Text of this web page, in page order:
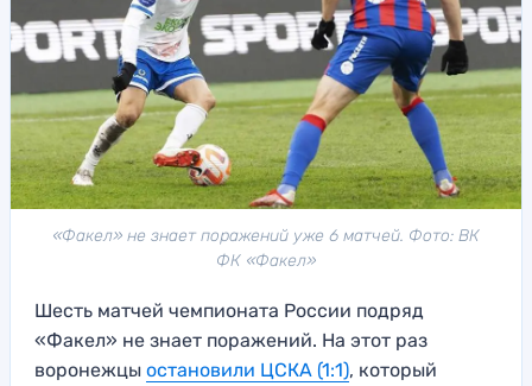
«Факел» не знает поражений уже 6 матчей. Фото: ВК
ФК «Факел»
Шесть матчей чемпионата России подряд
«Факел» не знает поражений. На этот раз
воронежцы остановили ЦСКА (1:1), который